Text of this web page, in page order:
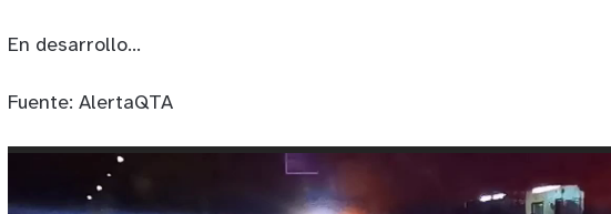
En desarrollo…
Fuente: AlertaQTA